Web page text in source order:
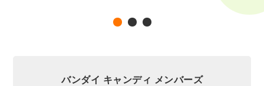
バンダイ キャンディ メンバーズ